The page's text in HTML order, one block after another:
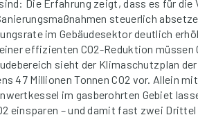
Die Erfahrung zeigt, dass es für die
steuerlich
im Gebäudesektor deutlich
effizienten CO2-Reduktion müssen
sieht der Klimaschutzplan
47 Millionen Tonnen CO2 vor. Allein
im gasberohrten Gebiet
einsparen – und damit fast zwei Drittel